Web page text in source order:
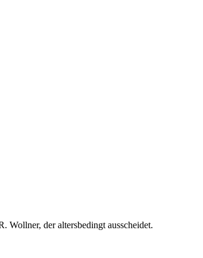
der altersbedingt ausscheidet.